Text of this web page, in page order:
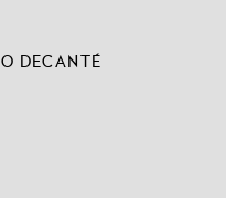
O DECANTÉ